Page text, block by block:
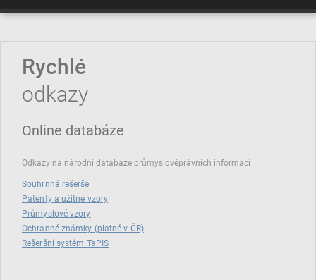
Rychlé
odkazy
Online databáze
Odkazy na národní databáze průmyslověprávních informací
Souhrnná rešerše
Patenty a užitné vzory
Průmyslové vzory
Ochranné známky (platné v ČR)
Rešeršní systém TaPIS